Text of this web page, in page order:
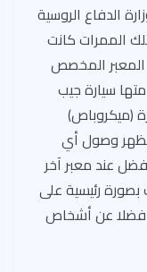
الدفاع الروسية
الممرات كانت
المعبر المخصص
سيارة جيب
(ميكروباص)
يظهر وصول أي
عند معبر آخر
بصورة رئيسية على
فضلا عن أشخاص